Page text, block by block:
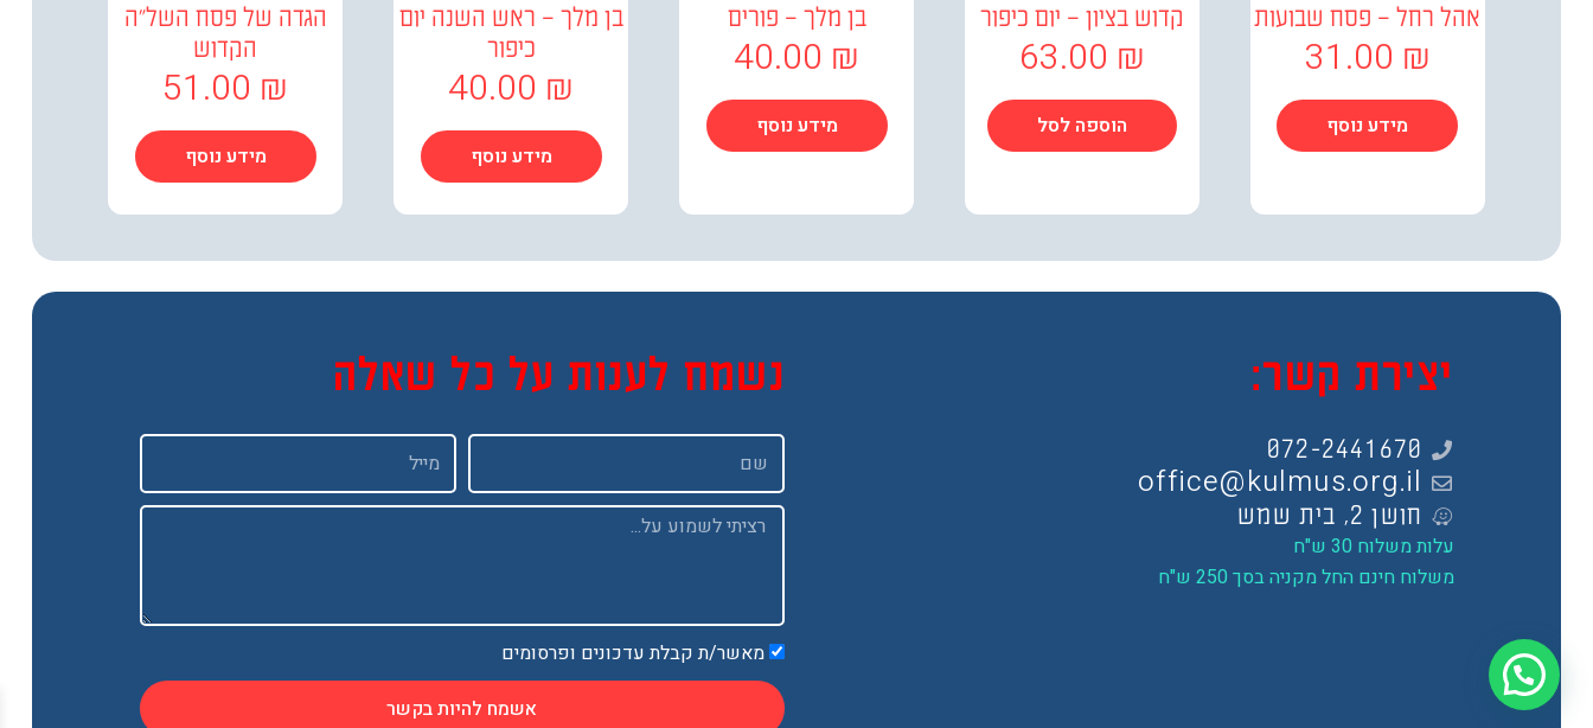
אהל רחל – פסח שבועות
31.00 ₪
מידע נוסף
קדוש בציון – יום כיפור
63.00 ₪
הוספה לסל
בן מלך – פורים
40.00 ₪
מידע נוסף
בן מלך – ראש השנה יום
כיפור
40.00 ₪
מידע נוסף
הגדה של פסח השל"ה
הקדוש
51.00 ₪
מידע נוסף
יצירת קשר:
072-2441670
office@kulmus.org.il
חושן 2, בית שמש
עלות משלוח 30 ש"ח
משלוח חינם החל מקניה בסך 250 ש"ח
נשמח לענות על כל שאלה
שם Email
Message
מאשר/ת קבלת עדכונים ופרסומים
אשמח להיות בקשר